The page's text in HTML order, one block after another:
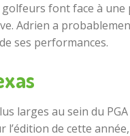
font face à
Adrien a
ses performances.
larges au sein du
de cette